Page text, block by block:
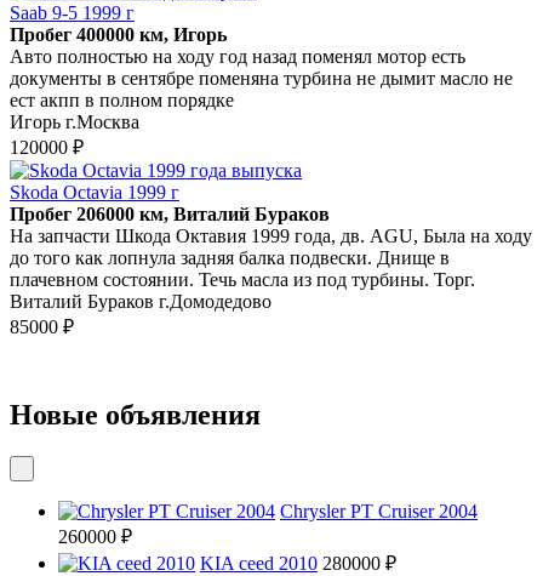
Saab 9-5 1999 г
Пробег 400000 км, Игорь
Авто полностью на ходу год назад поменял мотор есть
документы в сентябре поменяна турбина не дымит масло не
ест акпп в полном порядке
Игорь г.Москва
120000 ₽
Skoda Octavia 1999 г
Пробег 206000 км, Виталий Бураков
На запчасти Шкода Октавия 1999 года, дв. AGU, Была на ходу
до того как лопнула задняя балка подвески. Днище в
плачевном состоянии. Течь масла из под турбины. Торг.
Виталий Бураков г.Домодедово
85000 ₽
Новые объявления
Chrysler PT Cruiser 2004
260000 ₽
KIA ceed 2010 280000 ₽